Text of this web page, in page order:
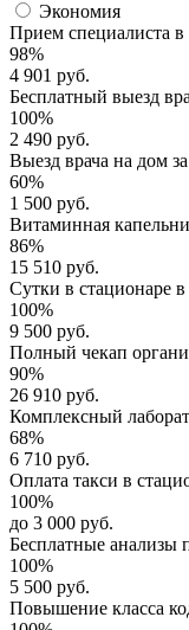
Экономия
Прием специалиста в
98%
4 901 руб.
Бесплатный выезд
100%
2 490 руб.
Выезд врача на дом за
60%
1 500 руб.
Витаминная
86%
15 510 руб.
Сутки в стационаре в
100%
9 500 руб.
Полный чекап
90%
26 910 руб.
Комплексный
68%
6 710 руб.
Оплата такси в
100%
до 3 000 руб.
Бесплатные анализы
100%
5 500 руб.
Повышение класса